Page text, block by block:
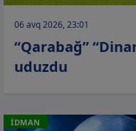
06 avq 2026, 23:01
“Qarabağ”
uduzdu
İDMAN